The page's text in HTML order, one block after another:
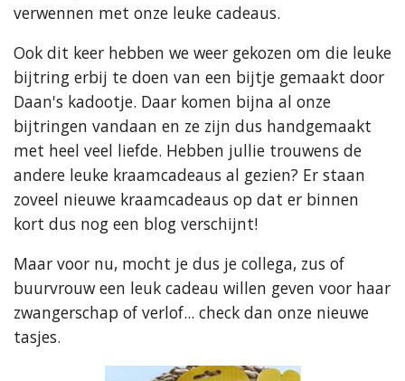
verwennen met onze leuke cadeaus.
Ook dit keer hebben we weer gekozen om die leuke
bijtring erbij te doen van een bijtje gemaakt door
Daan's kadootje. Daar komen bijna al onze
bijtringen vandaan en ze zijn dus handgemaakt
met heel veel liefde. Hebben jullie trouwens de
andere leuke kraamcadeaus al gezien? Er staan
zoveel nieuwe kraamcadeaus op dat er binnen
kort dus nog een blog verschijnt!
Maar voor nu, mocht je dus je collega, zus of
buurvrouw een leuk cadeau willen geven voor haar
zwangerschap of verlof... check dan onze nieuwe
tasjes.